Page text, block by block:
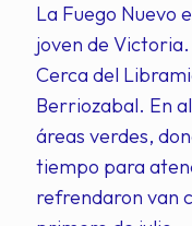
La Fuego Nuevo
joven de Victoria.
Cerca del
Berriozabal. En
áreas verdes,
tiempo para
refrendaron van